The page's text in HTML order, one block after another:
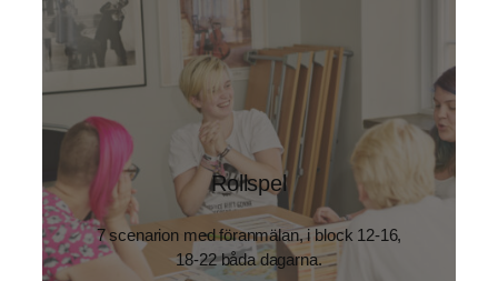
Rollspel
7 scenarion med föranmälan, i block 12-16,
18-22 båda dagarna.